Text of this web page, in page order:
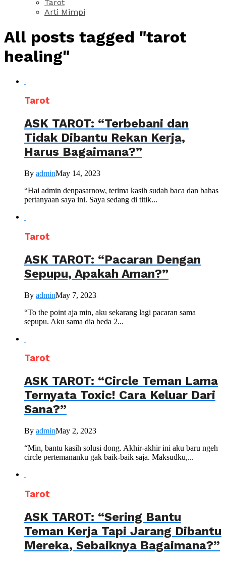
Tarot
Arti Mimpi
All posts tagged "tarot
healing"
Tarot
ASK TAROT: “Terbebani dan
Tidak Dibantu Rekan Kerja,
Harus Bagaimana?”
By adminMay 14, 2023
“Hai admin denpasarnow, terima kasih sudah baca dan bahas
pertanyaan saya ini. Saya sedang di titik...
Tarot
ASK TAROT: “Pacaran Dengan
Sepupu, Apakah Aman?”
By adminMay 7, 2023
“To the point aja min, aku sekarang lagi pacaran sama
sepupu. Aku sama dia beda 2...
Tarot
ASK TAROT: “Circle Teman Lama
Ternyata Toxic! Cara Keluar Dari
Sana?”
By adminMay 2, 2023
“Min, bantu kasih solusi dong. Akhir-akhir ini aku baru ngeh
circle pertemananku gak baik-baik saja. Maksudku,...
Tarot
ASK TAROT: “Sering Bantu
Teman Kerja Tapi Jarang Dibantu
Mereka, Sebaiknya Bagaimana?”